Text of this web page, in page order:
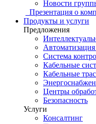
Новости
Презентация о
Продукты и услуги
Предложения
Система
Кабельные
Кабельные
Центры
Безопасность
Услуги
Консалтинг